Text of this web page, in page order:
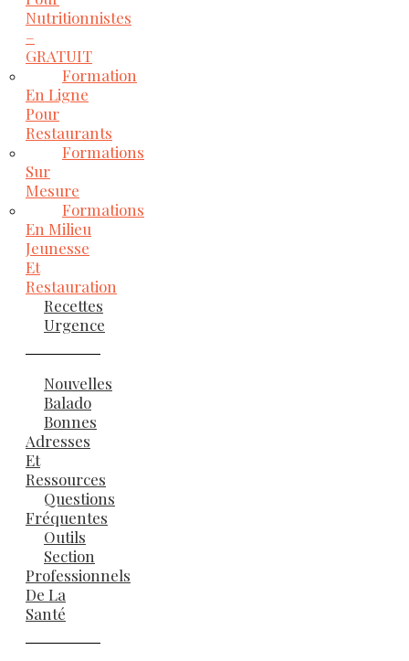
Nutritionnistes
–
GRATUIT
Formation
En Ligne
Pour
Restaurants
Formations
Sur
Mesure
Formations
En Milieu
Jeunesse
Et
Restauration
Recettes
Urgence
Nouvelles
Balado
Bonnes
Adresses
Et
Ressources
Questions
Fréquentes
Outils
Section
Professionnels
De La
Santé